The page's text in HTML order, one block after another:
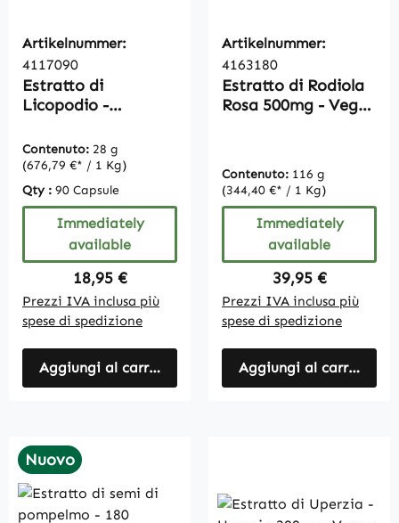
Artikelnummer:
4117090
Estratto di
Licopodio -
vegano - 90 capsule
Contenuto: 28 g
(676,79 €* / 1 Kg)
Qty : 90 Capsule
Immediately
available
Regular price:
18,95 €
Prezzi IVA inclusa più
spese di spedizione
Aggiungi al carrello
Artikelnummer:
4163180
Estratto di Rodiola
Rosa 500mg - Vegan
Contenuto: 116 g
(344,40 €* / 1 Kg)
Immediately
available
Regular price:
39,95 €
Prezzi IVA inclusa più
spese di spedizione
Aggiungi al carrello
Nuovo